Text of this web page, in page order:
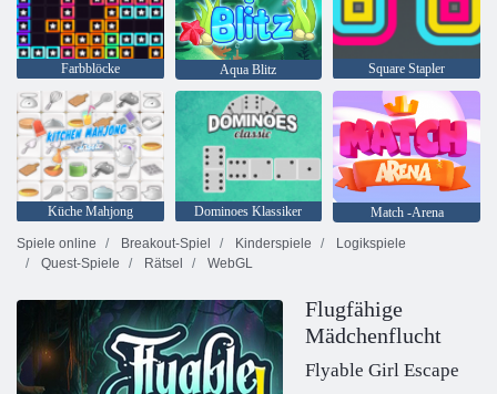
Farbblöcke Aqua Blitz Square Stapler
Küche Mahjong Dominoes Klassiker
Match -Arena
Spiele online
Breakout-Spiel Kinderspiele
Logikspiele
Quest-Spiele
Rätsel WebGL
Flugfähige
Mädchenflucht
Flyable Girl Escape